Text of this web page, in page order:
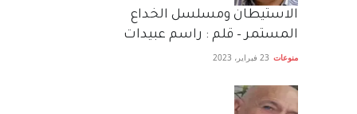
الاستيطان ومسلسل الخداع
المستمر – قلم : راسم عبيدات
منوعات 23 فبراير، 2023